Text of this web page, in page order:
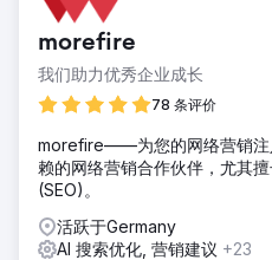
morefire
我们助力优秀企业成长
78 条评价
morefire——为您的网络营销注
赖的网络营销合作伙伴，尤其
(SEO)。
活跃于Germany
AI 搜索优化, 营销建议 +23